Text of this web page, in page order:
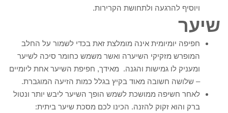
ויוסיף להרגעה ולתחושת הקרירות.
שיער
חפיפה יומיומית אינה מומלצת זאת בכדי לשמור על החלב
המופרש מזקיקי השיערה ואשר משמש כחומר סיכה לשיער
ומעניק לו גמישות והגנה. מאידך, חפיפת השיער אחת ליומיים
– שלושה חשובה מאוד בקיץ בגלל כמות הזיעה המוגברת.
לאחר חשיפה ממושכת לשמש הופך השיער ליבש יותר ונטול
ברק והוא זקוק להזנה. הכינו לכם מסכת שיער ביתית: